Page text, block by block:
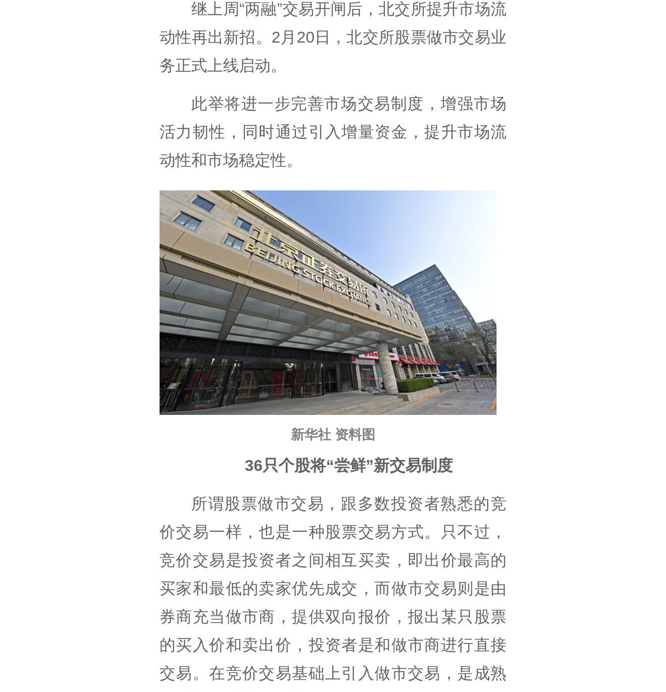
继上周“两融”交易开闸后，北交所提升市场流
动性再出新招。2月20日，北交所股票做市交易业
务正式上线启动。
此举将进一步完善市场交易制度，增强市场
活力韧性，同时通过引入增量资金，提升市场流
动性和市场稳定性。
新华社 资料图
36只个股将“尝鲜”新交易制度
所谓股票做市交易，跟多数投资者熟悉的竞
价交易一样，也是一种股票交易方式。只不过，
竞价交易是投资者之间相互买卖，即出价最高的
买家和最低的卖家优先成交，而做市交易则是由
券商充当做市商，提供双向报价，报出某只股票
的买入价和卖出价，投资者是和做市商进行直接
交易。在竞价交易基础上引入做市交易，是成熟